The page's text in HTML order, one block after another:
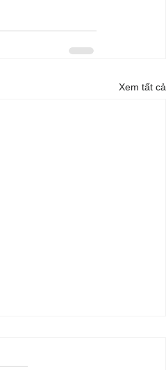
Xem tất cả